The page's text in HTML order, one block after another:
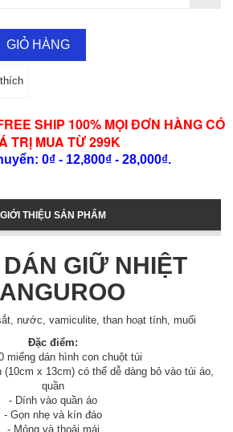
GIỎ HÀNG
SHIP 100% MỌI ĐƠN HÀNG CÓ
TRỊ MUA TỪ 299K
0₫ - 12,800₫ - 28,000₫.
GIỚI THIỆU SẢN PHẨM
DÁN GIỮ NHIỆT
nước, vamiculite, than hoạt tính, muối
Đặc điểm:
miếng dán hình con chuột túi
x 13cm) có thể dễ dàng bỏ vào túi áo,
quần
- Dính vào quần áo
- Gọn nhẹ và kín đáo
- Mỏng và thoải mái